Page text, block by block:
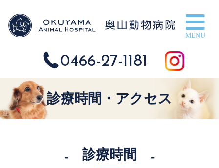
0466-27-1181
診療時間・アクセス
診療時間